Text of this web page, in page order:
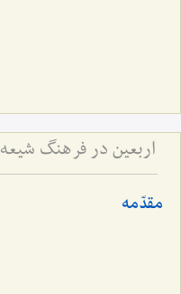
اربعین در فرهنگ شیعه
مقدّمه